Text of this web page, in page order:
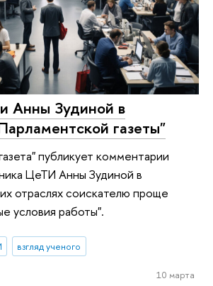
Анны Зудиной в
газеты"
публикует комментарии
ЦеТИ Анны Зудиной в
отраслях соискателю проще
условия работы".
взгляд ученого
10 марта